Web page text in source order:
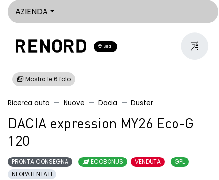
AZIENDA
Sedi
Mostra le 6 foto
Ricerca auto Nuove Dacia Duster
DACIA expression MY26 Eco-G
120
PRONTA CONSEGNA ECOBONUS VENDUTA
GPL
NEOPATENTATI